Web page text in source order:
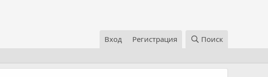
Вход Регистрация Поиск